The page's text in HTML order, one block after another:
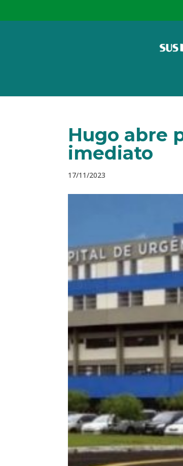
Hugo abre
imediato
17/11/2023